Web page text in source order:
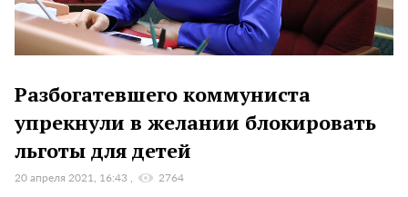
Разбогатевшего коммуниста
упрекнули в желании блокировать
льготы для детей
20 апреля 2021, 16:43 2764